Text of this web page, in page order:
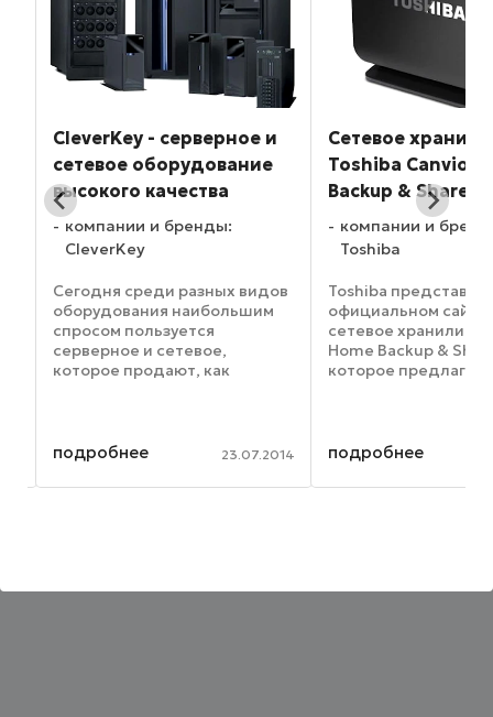
CleverKey - серверное и
сетевое оборудование
высокого качества
компании и бренды:
CleverKey
Сегодня среди разных видов
оборудования наибольшим
спросом пользуется
серверное и сетевое,
которое продают, как
чтобы оно было высокого
надежных известных ...
подробнее 23.07.2014
Cетевое
Toshiba Canvio
Backup & Share
компании и
Toshiba
Toshiba
официальном сайте
сетевое хранилище
Home Backup &
которое
соответственно,
подробнее